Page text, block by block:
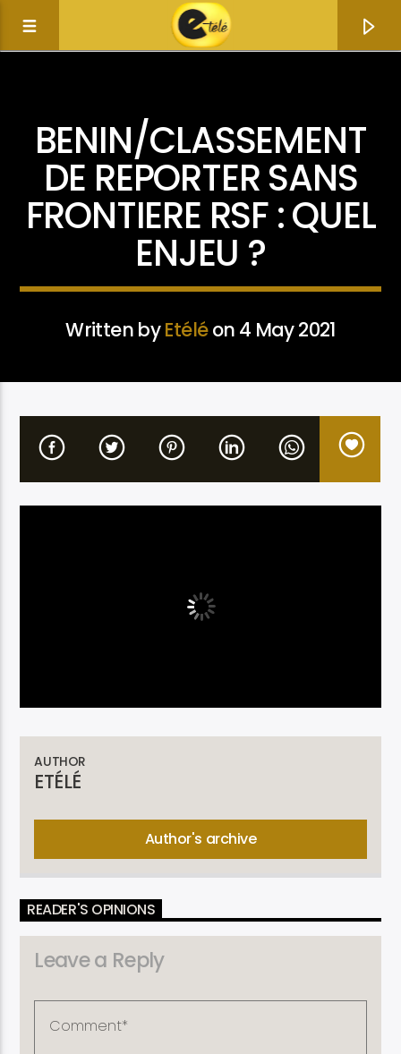
Current track
Artist
BENIN/CLASSEMENT
DE REPORTER SANS
FRONTIERE RSF : QUEL
ENJEU ?
Written byEtéléon 4 May 2021
AUTHOR
ETÉLÉ
Author's archive
READER'S OPINIONS
Leave a Reply